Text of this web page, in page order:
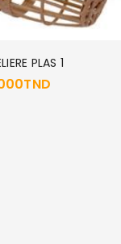
PLAS 1
TND